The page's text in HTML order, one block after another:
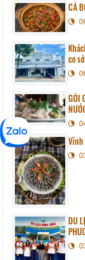
CÁ
cơ
GỎI
Vĩnh
DU